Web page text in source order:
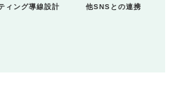
ィング導線設計 他SNSとの連携